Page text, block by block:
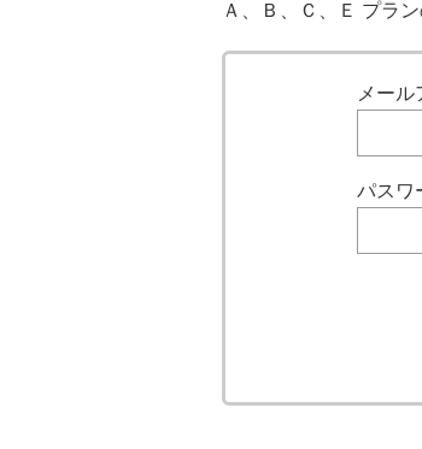
Ａ、Ｂ、Ｃ、Ｅ プラ
メール
パスワ